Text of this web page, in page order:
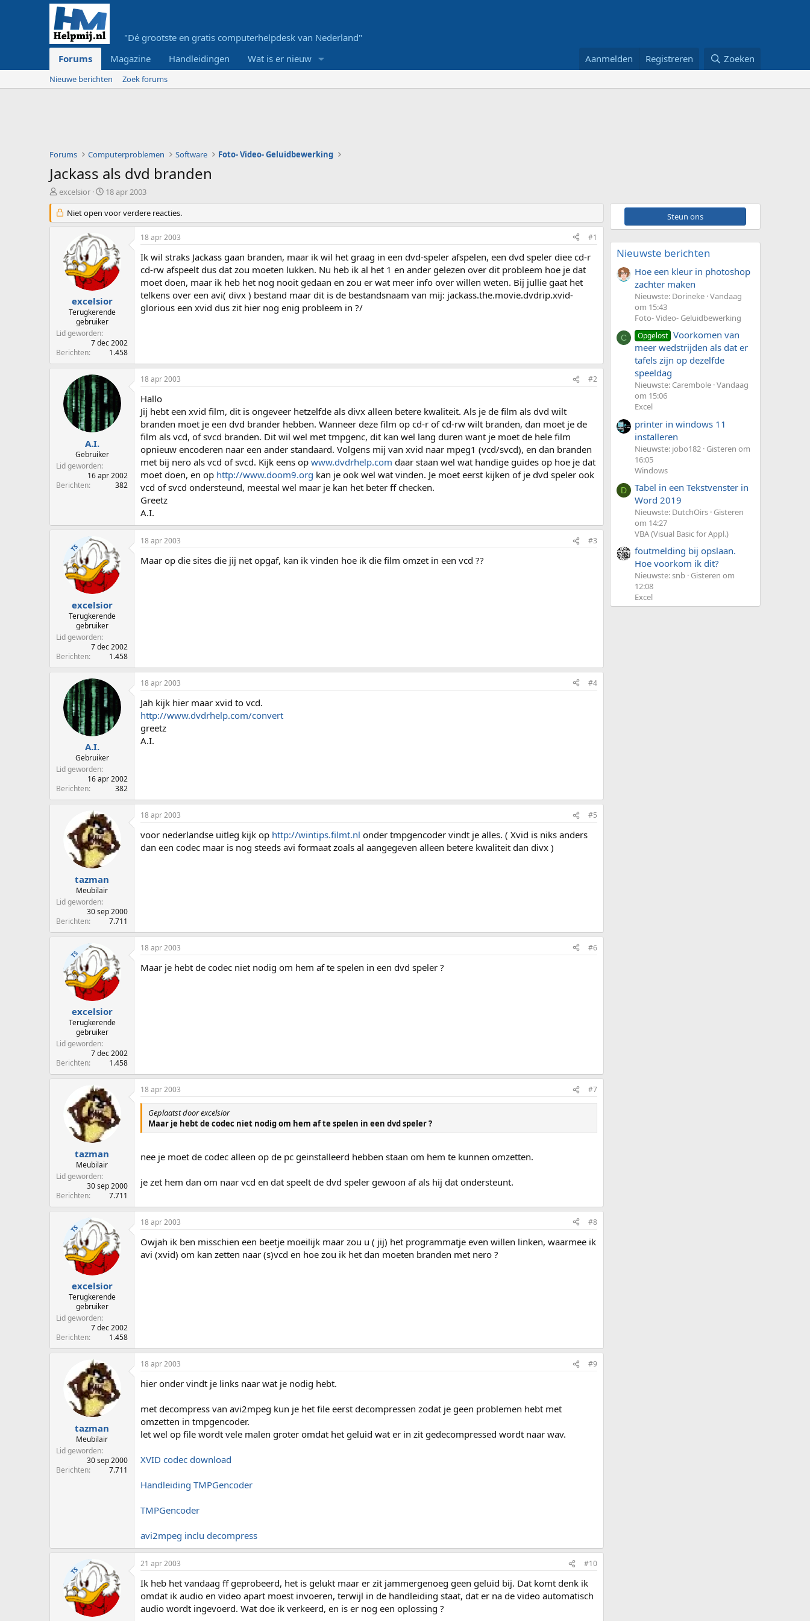
"Dé grootste en gratis computerhelpdesk van Nederland"
Forums
Magazine Handleidingen Wat is er nieuw Aanmelden Registreren Zoeken
Nieuwe berichten Zoek forums
Forums Computerproblemen Software Foto- Video- Geluidbewerking
Jackass als dvd branden
O
d
e
t
r
excelsior
S
a
r
d
a
t
u
m
18 apr 2003
Niet open voor verdere reacties.
excelsior
Terugkerende
gebruiker
Lid geworden
7 dec 2002
Berichten
1.458
18 apr 2003 #1
Ik wil straks Jackass gaan branden, maar ik wil het graag in een dvd-speler afspelen, een dvd speler diee cd-r
cd-rw afspeelt dus dat zou moeten lukken. Nu heb ik al het 1 en ander gelezen over dit probleem hoe je dat
moet doen, maar ik heb het nog nooit gedaan en zou er wat meer info over willen weten. Bij jullie gaat het
telkens over een avi( divx ) bestand maar dit is de bestandsnaam van mij: jackass.the.movie.dvdrip.xvid-
glorious een xvid dus zit hier nog enig probleem in ?/
A.I.
Gebruiker
Lid geworden
16 apr 2002
Berichten
382
18 apr 2003 #2
Hallo
Jij hebt een xvid film, dit is ongeveer hetzelfde als divx alleen betere kwaliteit. Als je de film als dvd wilt
branden moet je een dvd brander hebben. Wanneer deze film op cd-r of cd-rw wilt branden, dan moet je de
film als vcd, of svcd branden. Dit wil wel met tmpgenc, dit kan wel lang duren want je moet de hele film
opnieuw encoderen naar een ander standaard. Volgens mij van xvid naar mpeg1 (vcd/svcd), en dan branden
met bij nero als vcd of svcd. Kijk eens op www.dvdrhelp.com daar staan wel wat handige guides op hoe je dat
moet doen, en op http://www.doom9.org kan je ook wel wat vinden. Je moet eerst kijken of je dvd speler ook
vcd of svcd ondersteund, meestal wel maar je kan het beter ff checken.
Greetz
A.I.
TS
excelsior
Terugkerende
gebruiker
Lid geworden
7 dec 2002
Berichten
1.458
18 apr 2003 #3
Maar op die sites die jij net opgaf, kan ik vinden hoe ik die film omzet in een vcd ??
A.I.
Gebruiker
Lid geworden
16 apr 2002
Berichten
382
18 apr 2003 #4
Jah kijk hier maar xvid to vcd.
http://www.dvdrhelp.com/convert
greetz
A.I.
tazman
Meubilair
Lid geworden
30 sep 2000
Berichten
7.711
18 apr 2003 #5
voor nederlandse uitleg kijk op http://wintips.filmt.nl onder tmpgencoder vindt je alles. ( Xvid is niks anders
dan een codec maar is nog steeds avi formaat zoals al aangegeven alleen betere kwaliteit dan divx )
TS
excelsior
Terugkerende
gebruiker
Lid geworden
7 dec 2002
Berichten
1.458
18 apr 2003 #6
Maar je hebt de codec niet nodig om hem af te spelen in een dvd speler ?
tazman
Meubilair
Lid geworden
30 sep 2000
Berichten
7.711
18 apr 2003 #7
Geplaatst door excelsior
Maar je hebt de codec niet nodig om hem af te spelen in een dvd speler ?
nee je moet de codec alleen op de pc geinstalleerd hebben staan om hem te kunnen omzetten.
je zet hem dan om naar vcd en dat speelt de dvd speler gewoon af als hij dat ondersteunt.
TS
excelsior
Terugkerende
gebruiker
Lid geworden
7 dec 2002
Berichten
1.458
18 apr 2003 #8
Owjah ik ben misschien een beetje moeilijk maar zou u ( jij) het programmatje even willen linken, waarmee ik
avi (xvid) om kan zetten naar (s)vcd en hoe zou ik het dan moeten branden met nero ?
tazman
Meubilair
Lid geworden
30 sep 2000
Berichten
7.711
18 apr 2003 #9
hier onder vindt je links naar wat je nodig hebt.
met decompress van avi2mpeg kun je het file eerst decompressen zodat je geen problemen hebt met
omzetten in tmpgencoder.
let wel op file wordt vele malen groter omdat het geluid wat er in zit gedecompressed wordt naar wav.
XVID codec download
Handleiding TMPGencoder
TMPGencoder
avi2mpeg inclu decompress
TS
21 apr 2003 #10
Ik heb het vandaag ff geprobeerd, het is gelukt maar er zit jammergenoeg geen geluid bij. Dat komt denk ik
omdat ik audio en video apart moest invoeren, terwijl in de handleiding staat, dat er na de video automatisch
audio wordt ingevoerd. Wat doe ik verkeerd, en is er nog een oplossing ?
Steun ons
Nieuwste berichten
Hoe een kleur in photoshop
zachter maken
Nieuwste: Dorineke Vandaag
om 15:43
Foto- Video- Geluidbewerking
C Opgelost Voorkomen van
meer wedstrijden als dat er
tafels zijn op dezelfde
speeldag
Nieuwste: Carembole Vandaag
om 15:06
Excel
printer in windows 11
installeren
Nieuwste: jobo182 Gisteren om
16:05
Windows
D
Tabel in een Tekstvenster in
Word 2019
Nieuwste: DutchOirs Gisteren
om 14:27
VBA (Visual Basic for Appl.)
foutmelding bij opslaan.
Hoe voorkom ik dit?
Nieuwste: snb Gisteren om
12:08
Excel